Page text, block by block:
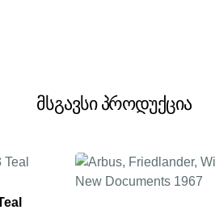
მსგავსი პროდუქცია